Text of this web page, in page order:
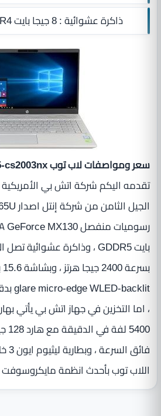
ذاكرة عشوائية :8 جيجا بايت DDR4
سعر ومواصفات لاب توب Hp Pavilion 15-cs2003nx
تقدمه اليكم شركة اتش بي
اللاب توب بأحدث انظمة مايكروسوفت Windows 10 .